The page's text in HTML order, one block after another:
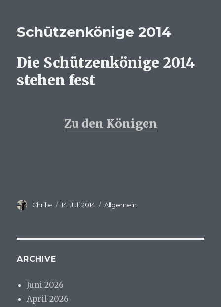
Schützenkönige 2014
Die Schützenkönige 2014
stehen fest
Zu den Königen
Autor
Chrille
Veröffentlicht
14. Juli 2014 Kategorien
Allgemein
ARCHIVE
Juni 2026
April 2026